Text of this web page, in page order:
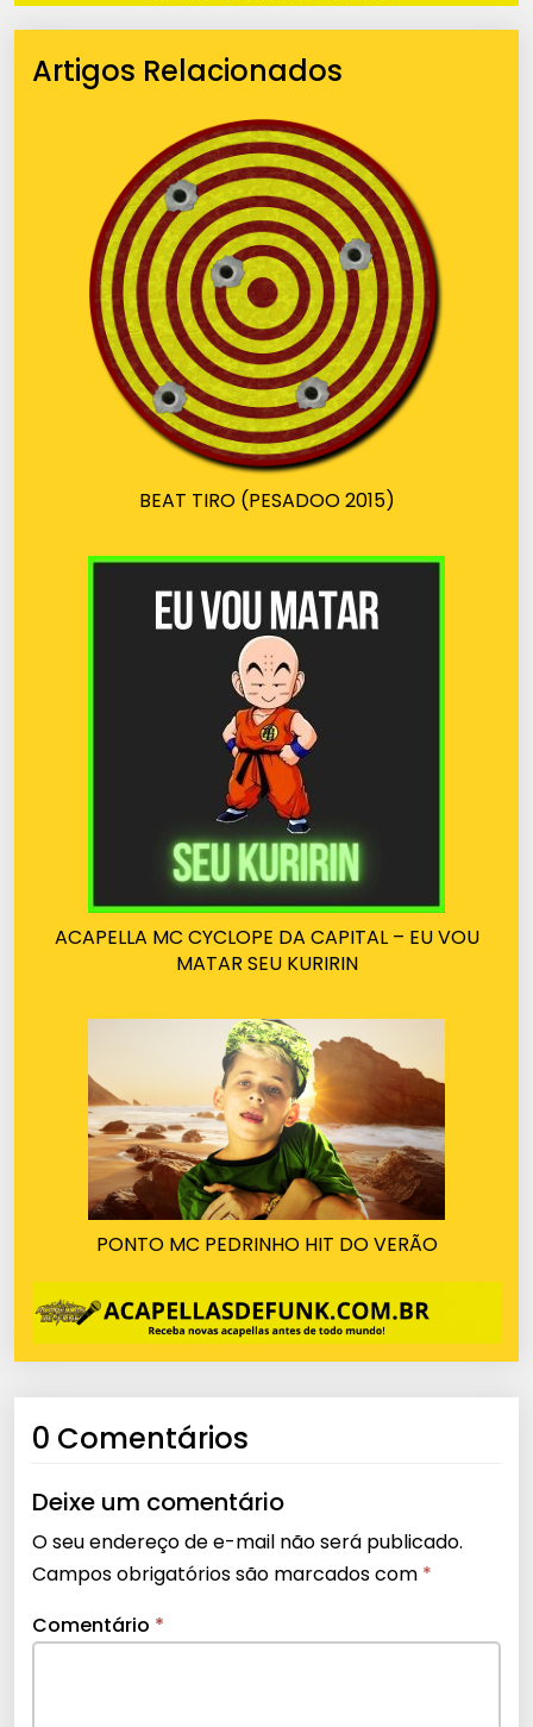
Artigos Relacionados
BEAT TIRO (PESADOO 2015)
ACAPELLA MC CYCLOPE DA CAPITAL – EU VOU
MATAR SEU KURIRIN
PONTO MC PEDRINHO HIT DO VERÃO
0 Comentários
Deixe um comentário
O seu endereço de e-mail não será publicado.
Campos obrigatórios são marcados com *
Comentário *